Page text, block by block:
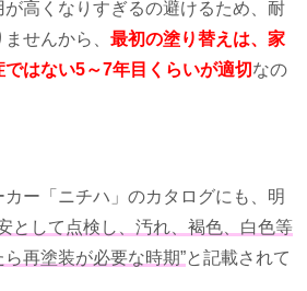
高くなりすぎるの避けるため、耐
せんから、 最初の塗り替えは、家
はない5～7年目くらいが適切なの
ー「ニチハ」のカタログにも、明
として点検し、汚れ、褐色、白色等
再塗装が必要な時期”と記載されて